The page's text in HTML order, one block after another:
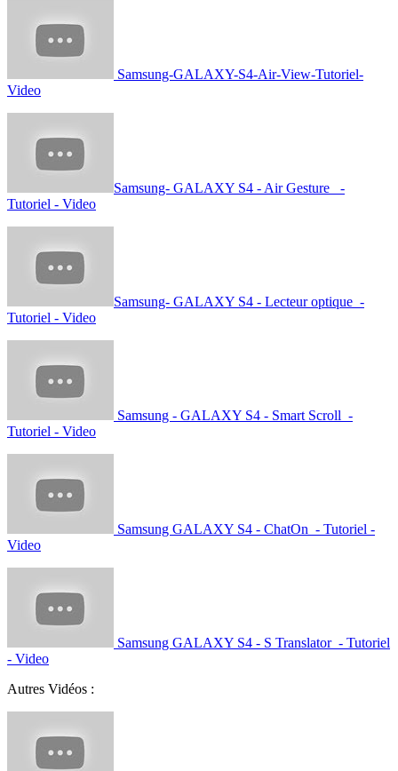
Samsung-GALAXY-S4-Air-View-Tutoriel-
Video
Samsung- GALAXY S4 - Air Gesture -
Tutoriel - Video
Samsung- GALAXY S4 - Lecteur optique -
Tutoriel - Video
Samsung - GALAXY S4 - Smart Scroll -
Tutoriel - Video
Samsung GALAXY S4 - ChatOn - Tutoriel -
Video
Samsung GALAXY S4 - S Translator - Tutoriel
- Video
Autres Vidéos :